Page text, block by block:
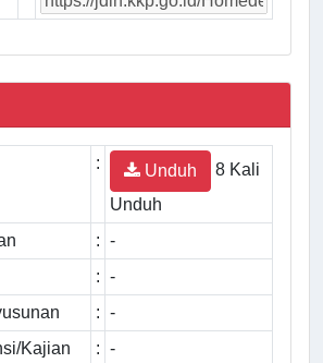
: Unduh
8 Kali
Unduh
: -
: -
: -
Kajian
: -